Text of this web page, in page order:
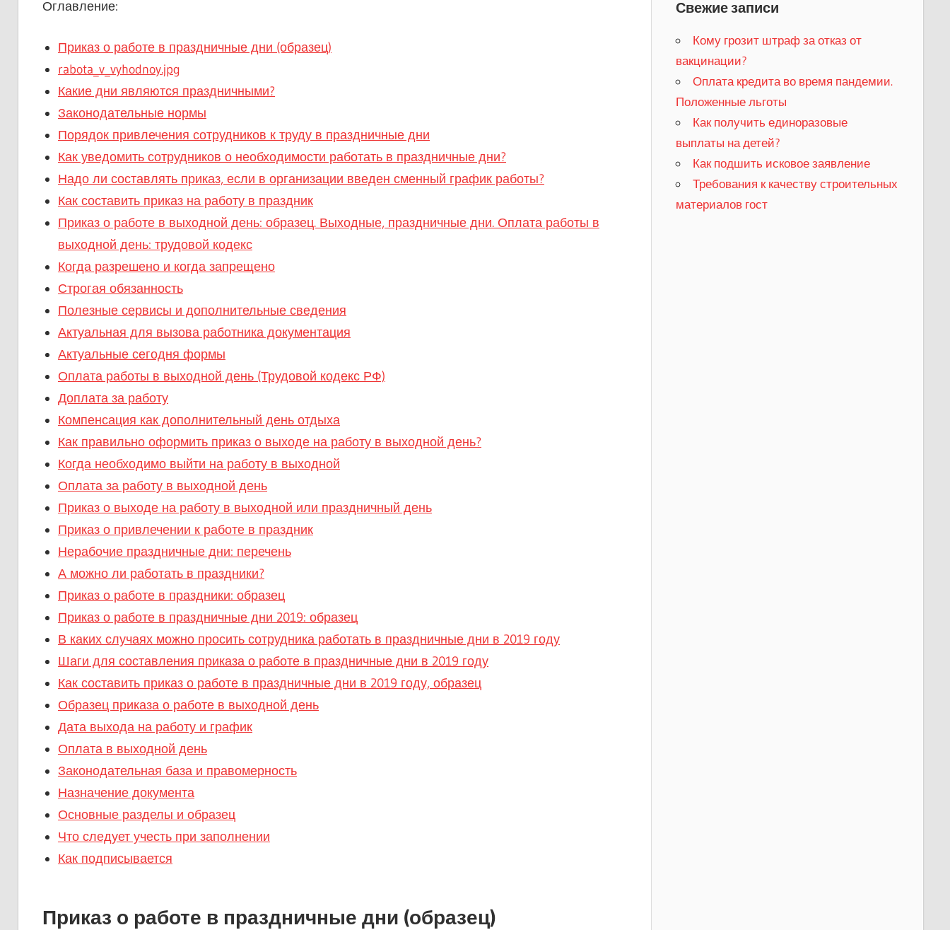
Оглавление:
Приказ о работе в праздничные дни (образец)
rabota_v_vyhodnoy.jpg
Какие дни являются праздничными?
Законодательные нормы
Порядок привлечения сотрудников к труду в праздничные дни
Как уведомить сотрудников о необходимости работать в праздничные дни?
Надо ли составлять приказ, если в организации введен сменный график работы?
Как составить приказ на работу в праздник
Приказ о работе в выходной день: образец. Выходные, праздничные дни. Оплата работы в
выходной день: трудовой кодекс
Когда разрешено и когда запрещено
Строгая обязанность
Полезные сервисы и дополнительные сведения
Актуальная для вызова работника документация
Актуальные сегодня формы
Оплата работы в выходной день (Трудовой кодекс РФ)
Доплата за работу
Компенсация как дополнительный день отдыха
Как правильно оформить приказ о выходе на работу в выходной день?
Когда необходимо выйти на работу в выходной
Оплата за работу в выходной день
Приказ о выходе на работу в выходной или праздничный день
Приказ о привлечении к работе в праздник
Нерабочие праздничные дни: перечень
А можно ли работать в праздники?
Приказ о работе в праздники: образец
Приказ о работе в праздничные дни 2019: образец
В каких случаях можно просить сотрудника работать в праздничные дни в 2019 году
Шаги для составления приказа о работе в праздничные дни в 2019 году
Как составить приказ о работе в праздничные дни в 2019 году, образец
Образец приказа о работе в выходной день
Дата выхода на работу и график
Оплата в выходной день
Законодательная база и правомерность
Назначение документа
Основные разделы и образец
Что следует учесть при заполнении
Как подписывается
Приказ о работе в праздничные дни (образец)
Свежие записи
Кому грозит штраф за отказ от
вакцинации?
​Оплата кредита во время пандемии.
Положенные льготы
​Как получить единоразовые
выплаты на детей?
Как подшить исковое заявление
Требования к качеству строительных
материалов гост